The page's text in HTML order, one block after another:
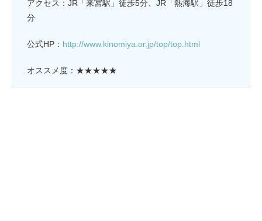
アクセス：JR「来宮駅」徒歩5分、JR「熱海駅」徒歩18
分
公式HP： http://www.kinomiya.or.jp/top/top.html
オススメ度：★★★★★